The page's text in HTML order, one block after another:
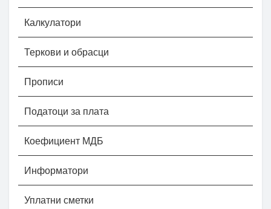
Калкулатори
Теркови и обрасци
Прописи
Податоци за плата
Коефициент МДБ
Информатори
Уплатни сметки